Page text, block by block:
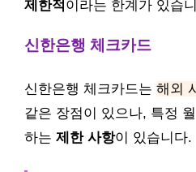
제한적이라는 한계가 있습
신한은행 체크카드
신한은행 체크카드는 해외
같은 장점이 있으나, 특정
하는 제한 사항이 있습니다.